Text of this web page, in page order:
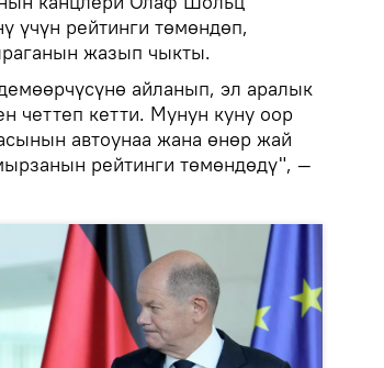
үчүн рейтинги төмөндөп,
жазып чыкты.
айланып, эл аралык
четтеп кетти. Мунун куну оор
автоунаа жана өнөр жай
рейтинги төмөндөдү", —